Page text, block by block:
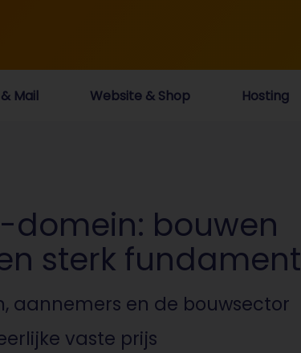
Mail Website & Shop Hosting
bouwen
sterk fundament
aannemers en de bouwsector
vaste prijs